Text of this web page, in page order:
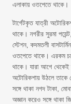
এলাকায় ওতপেতে থাকে।
টার্গেটকৃত যাত্রী
থাকে। নগরীর সুরমা
স্টেশন, কদমতলী
ওতপেতে থাকে। এরকম
থাকে। যারা আগে থেকেই
অটোরিকশায় উঠলে তাকে
সঙ্গে থাকা নগদ টাকা,
অজ্ঞান করেও সঙ্গে থাকা